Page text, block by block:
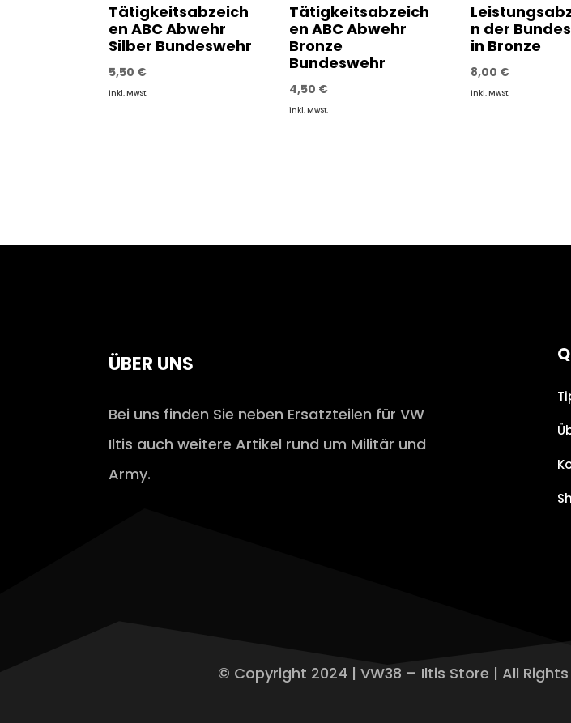
Tätigkeitsabzeich
en ABC Abwehr
Silber Bundeswehr
5,50 €
inkl. MwSt.
Tätigkeitsabzeich
en ABC Abwehr
Bronze
Bundeswehr
4,50 €
inkl. MwSt.
n der
in Bronze
8,00 €
inkl. MwSt.
ÜBER UNS
Bei uns finden Sie neben Ersatzteilen für VW
Iltis auch weitere Artikel rund um Militär und
Army.
© Copyright 2024 | VW38 – Iltis Store | All